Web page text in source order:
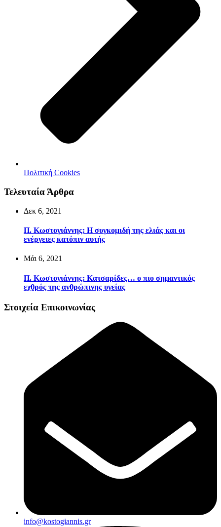
Πολιτική Cookies
Τελευταία Άρθρα
Δεκ 6, 2021
Π. Κωστογιάννης: Η συγκομιδή της ελιάς και οι
ενέργειες κατόπιν αυτής
Μάι 6, 2021
Π. Κωστογιάννης: Κατσαρίδες… ο πιο σημαντικός
εχθρός της ανθρώπινης υγείας
Στοιχεία Επικοινωνίας
info@kostogiannis.gr